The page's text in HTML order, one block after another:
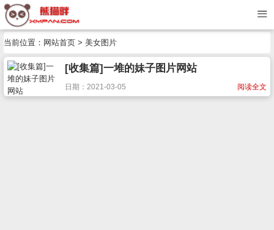
当前位置： 网站首页 > 美女图片
[收集篇]一堆的妹子图片网站
阅读全文
日期：2021-03-05